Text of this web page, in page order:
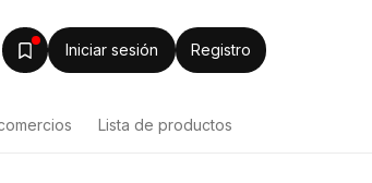
Iniciar sesión Registro
Lista de productos